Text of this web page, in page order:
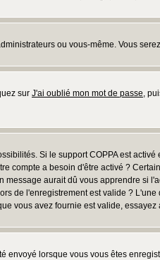
ou vous-même. Vous
sur J'ai oublié mon mot de passe,
Si le support COPPA est
compte a besoin d'être activé ?
aurait dû vous apprendre si
de l'enregistrement est valide ?
vous avez fournie est valide,
lorsque vous vous êtes